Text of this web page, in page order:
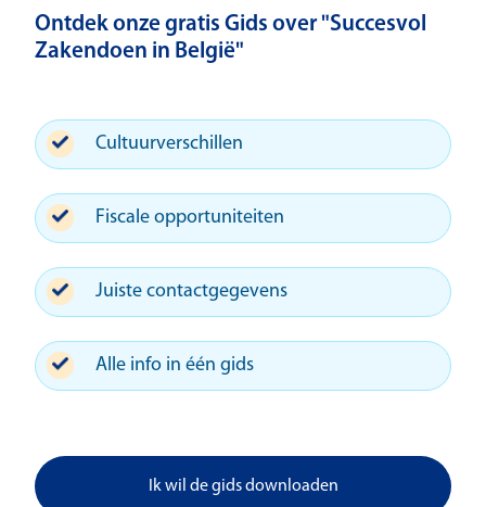
Ontdek onze gratis Gids over "Succesvol
Zakendoen in België"
Cultuurverschillen
Fiscale opportuniteiten
Juiste contactgegevens
Alle info in één gids
Ik wil de gids downloaden